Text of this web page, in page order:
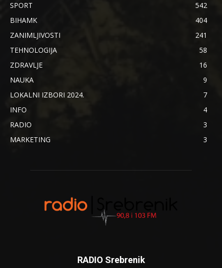
SPORT
542
BIHAMK
404
ZANIMLJIVOSTI
241
TEHNOLOGIJA
58
ZDRAVLJE
16
NAUKA
9
LOKALNI IZBORI 2024.
7
INFO
4
RADIO
3
MARKETING
3
RADIO Srebrenik